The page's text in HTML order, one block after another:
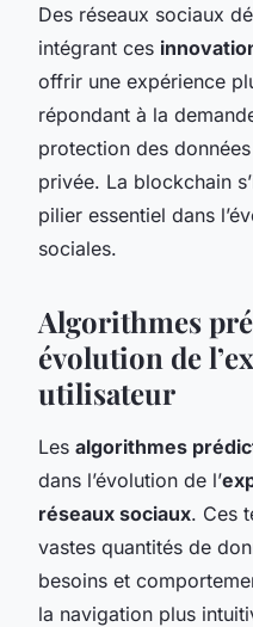
Des réseaux sociaux
intégrant ces
offrir une expérience
répondant à la
protection des
privée. La blockchain
pilier essentiel dans
sociales.
Algorithmes
évolution de
utilisateur
Les algorithmes
dans l’évolution de l’
réseaux sociaux. Ces
vastes quantités de
besoins et
la navigation plus